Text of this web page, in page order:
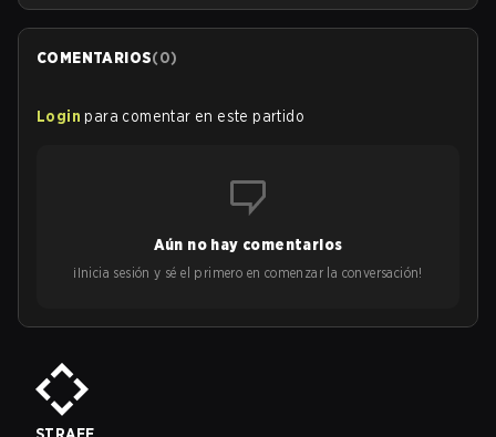
COMENTARIOS(0)
Login para comentar en este partido
Aún no hay comentarios
¡Inicia sesión y sé el primero en comenzar la conversación!